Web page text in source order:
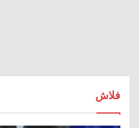
فلاش